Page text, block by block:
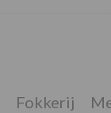
Fokkerij